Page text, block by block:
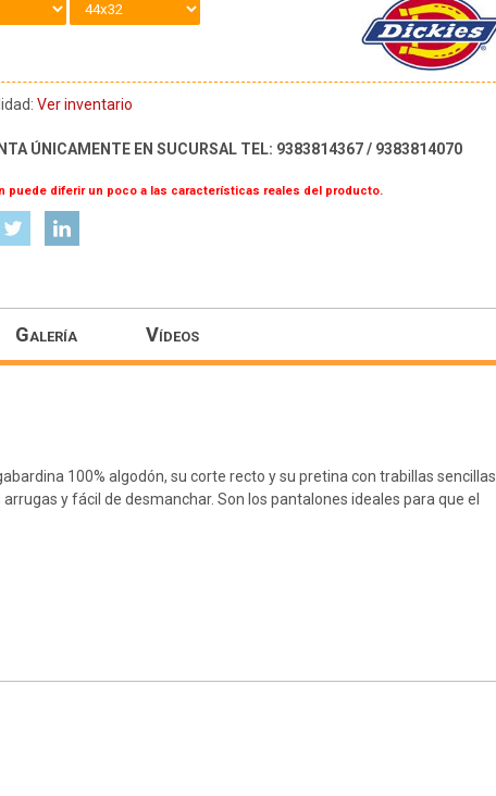
Ver inventario
ÚNICAMENTE EN SUCURSAL TEL: 9383814367 / 9383814070
puede diferir un poco a las características reales del producto.
Galería Vídeos
100% algodón, su corte recto y su pretina con trabillas sencillas
y fácil de desmanchar. Son los pantalones ideales para que el